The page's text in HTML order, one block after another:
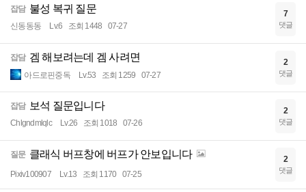
잡담 불성 복귀 질문
신동동동 Lv.6 조회 1448 07-27
7
댓글
잡담 겜 해보려는데 겜 사려면
아드로핀중독 Lv.53 조회 1259 07-27
2
댓글
잡담 보석 질문입니다
Chlgndmlqlc Lv.26 조회 1018 07-26
2
댓글
질문 클래식 버프창에 버프가 안보입니다
Pixiv100907 Lv.13 조회 1170 07-25
2
댓글